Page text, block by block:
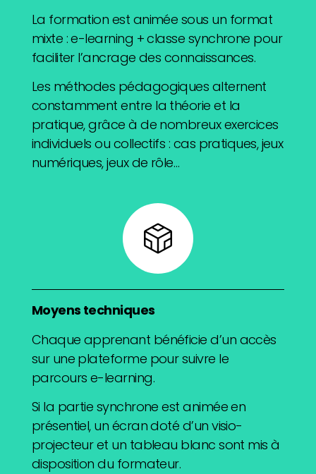
La formation est animée sous un format
mixte : e-learning + classe synchrone pour
faciliter l’ancrage des connaissances.
Les méthodes pédagogiques alternent
constamment entre la théorie et la
pratique, grâce à de nombreux exercices
individuels ou collectifs : cas pratiques, jeux
numériques, jeux de rôle…
Moyens techniques
Chaque apprenant bénéficie d’un accès
sur une plateforme pour suivre le
parcours e-learning.
Si la partie synchrone est animée en
présentiel, un écran doté d’un visio-
projecteur et un tableau blanc sont mis à
disposition du formateur.